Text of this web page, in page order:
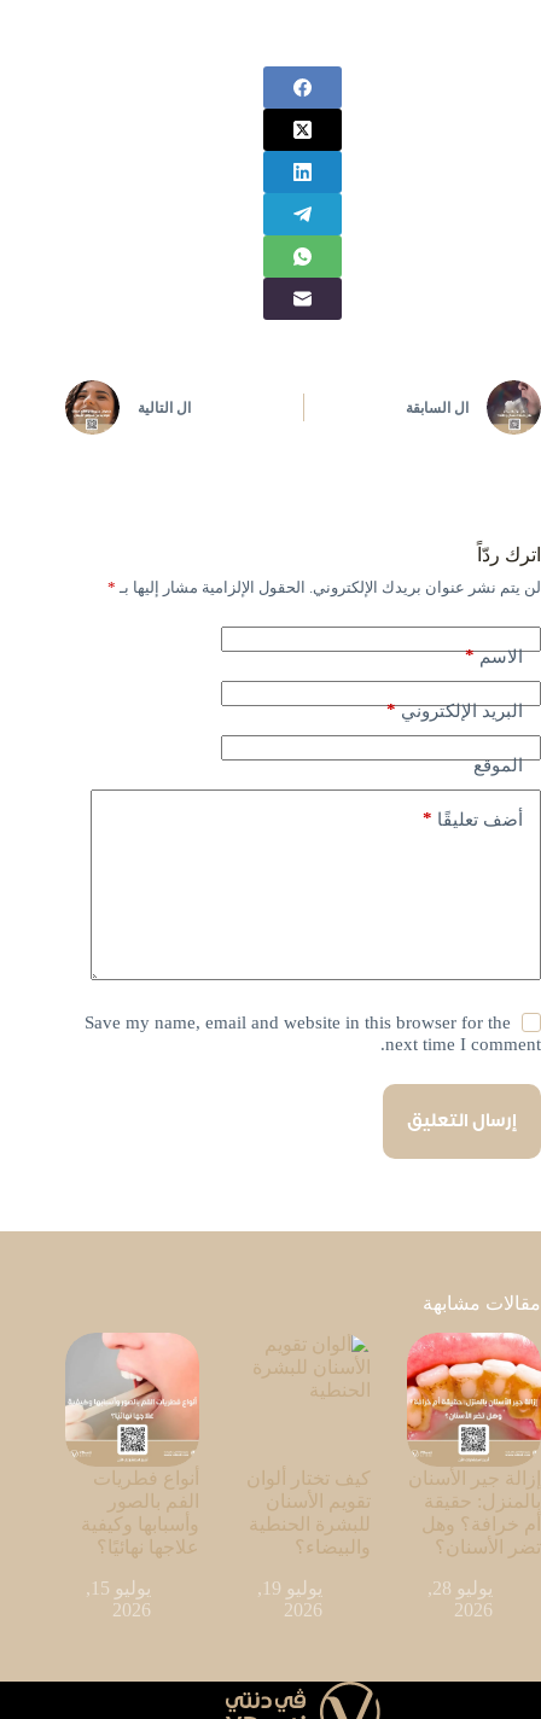
ال السابقة ال التالية
اترك ردّاً
لن يتم نشر عنوان بريدك الإلكتروني. الحقول الإلزامية مشار إليها بـ *
الاسم*
البريد الإلكتروني*
الموقع
أضف تعليقًا *
Save my name, email and website in this browser for the
next time I comment.
إرسال التعليق
مقالات مشابهة
إزالة جير الأسنان
بالمنزل: حقيقة
أم خرافة؟ وهل
تضر الأسنان؟
يوليو 28,
2026
كيف تختار ألوان
تقويم الأسنان
للبشرة الحنطية
والبيضاء؟
يوليو 19,
2026
أنواع فطريات
الفم بالصور
وأسبابها وكيفية
علاجها نهائيًا؟
يوليو 15,
2026